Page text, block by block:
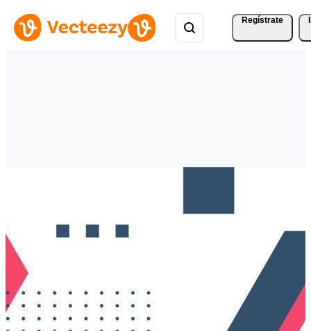
Regístrate